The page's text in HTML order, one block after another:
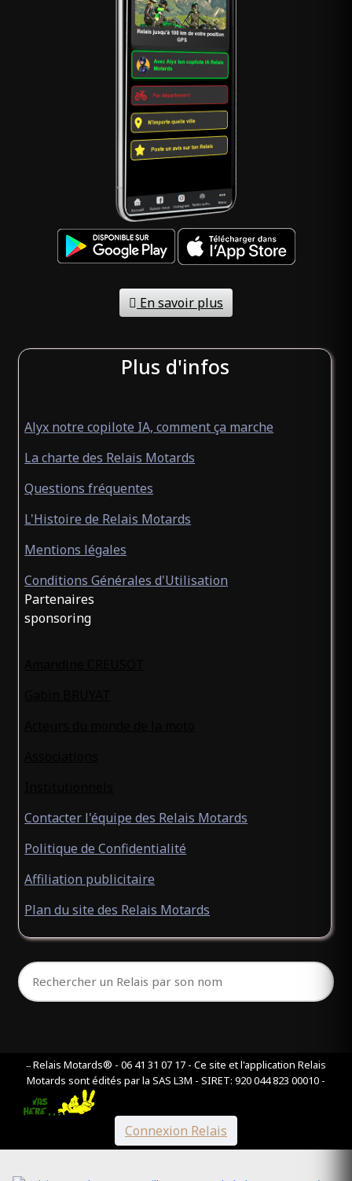
En savoir plus
Plus d'infos
Alyx notre copilote IA, comment ça marche
La charte des Relais Motards
Questions fréquentes
L'Histoire de Relais Motards
Mentions légales
Conditions Générales d'Utilisation
Partenaires
sponsoring
Contacter l'équipe des Relais Motards
Politique de Confidentialité
Affiliation publicitaire
Plan du site des Relais Motards
-- Relais Motards® - 06 41 31 07 17 - Ce site et l'application Relais
Motards sont édités par la SAS L3M - SIRET: 920 044 823 00010 -
Connexion Relais